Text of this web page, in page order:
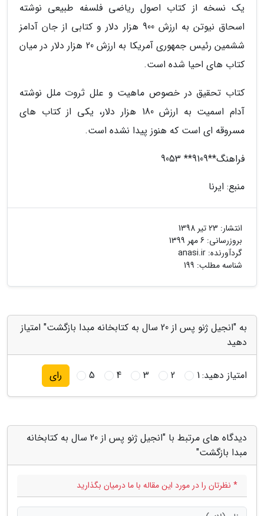
یک نسخه از کتاب اصول ریاضی فلسفه طبیعی نوشته
اسحاق نیوتن به ارزش 900 هزار دلار و کتابی از جان آدامز
ششمین رئیس جمهوری آمریکا به ارزش 20 هزار دلار در میان
کتاب های احیا شده است.
کتاب تحقیق در خصوص ماهیت و علل ثروت ملل نوشته
آدام اسمیت به ارزش 180 هزار دلار، یکی از کتاب های
مسروقه ای است که هنوز پیدا نشده است.
فراهنگ**9109** 9053
منبع: ایرنا
انتشار: 23 تیر 1398
بروزرسانی: 6 مهر 1399
گردآورنده: anasi.ir
شناسه مطلب: 199
به "انجیل ژنو پس از 20 سال به کتابخانه مبدا بازگشت" امتیاز
دهید
امتیاز دهید:1
2
3
4
5 رای
دیدگاه های مرتبط با "انجیل ژنو پس از 20 سال به کتابخانه
مبدا بازگشت"
* نظرتان را در مورد این مقاله با ما درمیان بگذارید